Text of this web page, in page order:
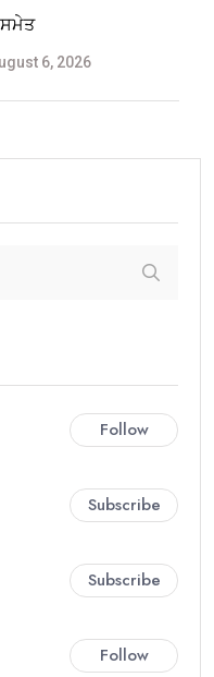
6, 2026
Follow
Subscribe
Subscribe
Follow